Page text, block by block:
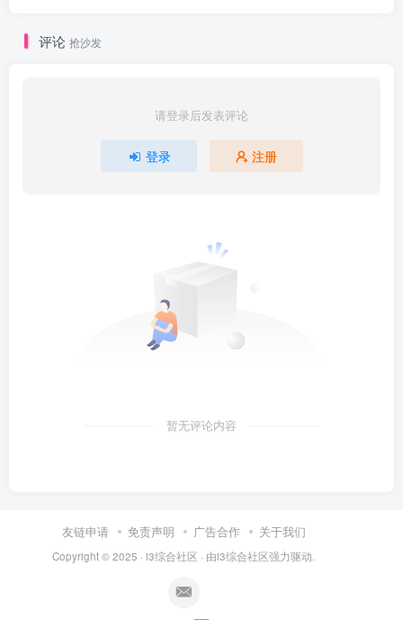
评论 抢沙发
请登录后发表评论
登录 注册
暂无评论内容
友链申请 免责声明 广告合作 关于我们
Copyright © 2025 · i3综合社区 · 由i3综合社区强力驱动.